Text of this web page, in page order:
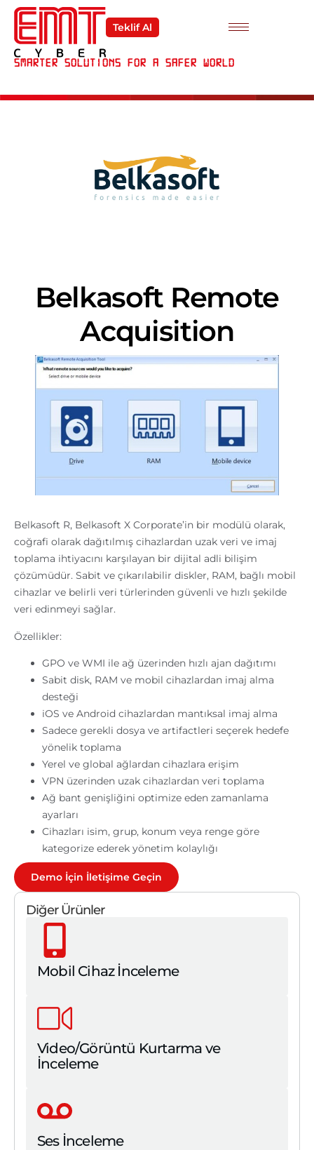
Teklif Al
Smarter Solutions For a Safer World
Belkasoft Remote
Acquisition
Diğer Ürünler
Mobil Cihaz İnceleme
Video/Görüntü Kurtarma ve
İnceleme
Ses İnceleme
Belkasoft R, Belkasoft X Corporate’in bir modülü olarak,
coğrafi olarak dağıtılmış cihazlardan uzak veri ve imaj
toplama ihtiyacını karşılayan bir dijital adli bilişim
çözümüdür. Sabit ve çıkarılabilir diskler, RAM, bağlı mobil
cihazlar ve belirli veri türlerinden güvenli ve hızlı şekilde
veri edinmeyi sağlar.
Özellikler:
GPO ve WMI ile ağ üzerinden hızlı ajan dağıtımı
Sabit disk, RAM ve mobil cihazlardan imaj alma
desteği
iOS ve Android cihazlardan mantıksal imaj alma
Sadece gerekli dosya ve artifactleri seçerek hedefe
yönelik toplama
Yerel ve global ağlardan cihazlara erişim
VPN üzerinden uzak cihazlardan veri toplama
Ağ bant genişliğini optimize eden zamanlama
ayarları
Cihazları isim, grup, konum veya renge göre
kategorize ederek yönetim kolaylığı
Demo İçin İletişime Geçin